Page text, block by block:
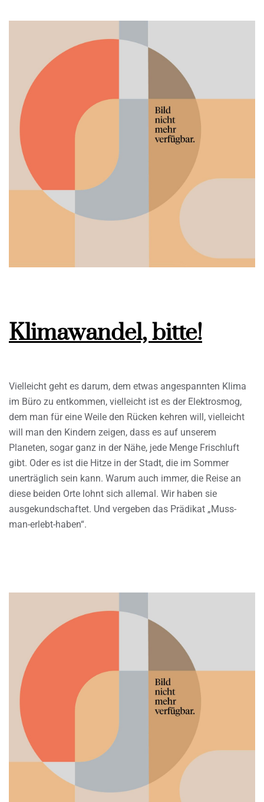
Klimawandel, bitte!
Vielleicht geht es darum, dem etwas angespannten Klima
im Büro zu entkommen, vielleicht ist es der Elektrosmog,
dem man für eine Weile den Rücken kehren will, vielleicht
will man den Kindern zeigen, dass es auf unserem
Planeten, sogar ganz in der Nähe, jede Menge Frischluft
gibt. Oder es ist die Hitze in der Stadt, die im Sommer
unerträglich sein kann. Warum auch immer, die Reise an
diese beiden Orte lohnt sich allemal. Wir haben sie
ausgekundschaftet. Und vergeben das Prädikat „Muss-
man-erlebt-haben“.